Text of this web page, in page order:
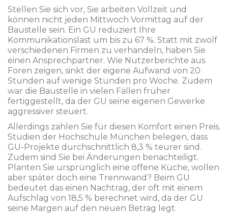
Stellen Sie sich vor, Sie arbeiten Vollzeit und
können nicht jeden Mittwoch Vormittag auf der
Baustelle sein. Ein GU reduziert Ihre
Kommunikationslast um bis zu 67 %. Statt mit zwölf
verschiedenen Firmen zu verhandeln, haben Sie
einen Ansprechpartner. Wie Nutzerberichte aus
Foren zeigen, sinkt der eigene Aufwand von 20
Stunden auf wenige Stunden pro Woche. Zudem
war die Baustelle in vielen Fällen früher
fertiggestellt, da der GU seine eigenen Gewerke
aggressiver steuert.
Allerdings zahlen Sie für diesen Komfort einen Preis.
Studien der Hochschule München belegen, dass
GU-Projekte durchschnittlich 8,3 % teurer sind.
Zudem sind Sie bei Änderungen benachteiligt.
Planten Sie ursprünglich eine offene Küche, wollen
aber später doch eine Trennwand? Beim GU
bedeutet das einen Nachtrag, der oft mit einem
Aufschlag von 18,5 % berechnet wird, da der GU
seine Margen auf den neuen Betrag legt.